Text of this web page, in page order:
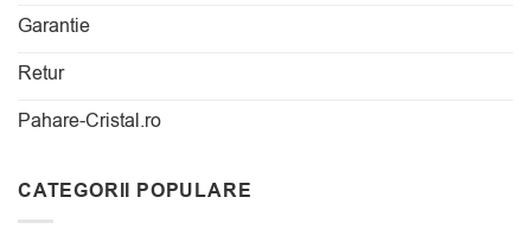
Garantie
Retur
Pahare-Cristal.ro
CATEGORII POPULARE